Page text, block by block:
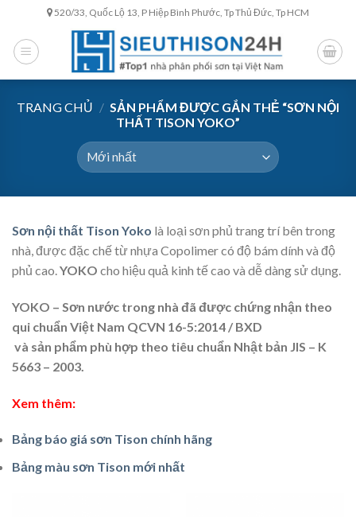
content
520/33, Quốc Lộ 13, P Hiệp Bình Phước, Tp Thủ Đức, Tp HCM
TRANG CHỦ / SẢN PHẨM ĐƯỢC GẮN THẺ “SƠN NỘI
THẤT TISON YOKO”
Sơn nội thất Tison Yoko là loại sơn phủ trang trí bên trong
nhà, được đặc chế từ nhựa Copolimer có độ bám dính và độ
phủ cao.YOKO cho hiệu quả kinh tế cao và dễ dàng sử dụng.
YOKO – Sơn nước trong nhà đã được chứng nhận theo
qui chuẩn Việt Nam QCVN 16-5:2014 / BXD
và sản phẩm phù hợp theo tiêu chuẩn Nhật bản JIS – K
5663 – 2003.
Xem thêm:
Bảng báo giá sơn Tison chính hãng
Bảng màu sơn Tison mới nhất